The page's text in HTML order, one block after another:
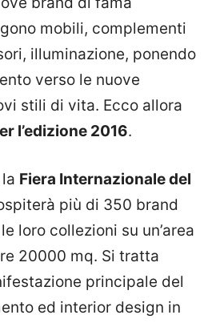
mobili, complementi
illuminazione, ponendo
verso le nuove
stili di vita. Ecco allora
l’edizione 2016.
Fiera Internazionale del
più di 350 brand
loro collezioni su un’area
20000 mq. Si tratta
principale del
ed interior design in